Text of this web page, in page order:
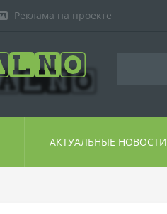
Реклама на проекте
АКТУАЛЬНЫЕ НОВОСТИ